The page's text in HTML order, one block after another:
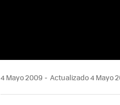
4 Mayo 2009 Actualizado 4 Mayo